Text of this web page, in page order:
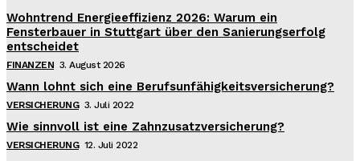
Wohntrend Energieeffizienz 2026: Warum ein
Fensterbauer in Stuttgart über den Sanierungserfolg
entscheidet
FINANZEN 3. August 2026
Wann lohnt sich eine Berufsunfähigkeitsversicherung?
VERSICHERUNG 3. Juli 2022
Wie sinnvoll ist eine Zahnzusatzversicherung?
VERSICHERUNG 12. Juli 2022